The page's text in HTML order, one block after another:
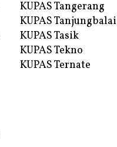
KUPAS Tangerang
KUPAS Tanjungbalai
KUPAS Tasik
KUPAS Tekno
KUPAS Ternate